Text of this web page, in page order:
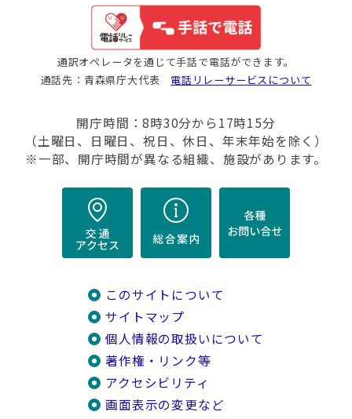
通訳オペレータを通じて手話で電話ができます。
通話先：青森県庁大代表 電話リレーサービスについて
開庁時間：8時30分から17時15分
（土曜日、日曜日、祝日、休日、年末年始を除く）
※一部、開庁時間が異なる組織、施設があります。
このサイトについて
サイトマップ
個人情報の取扱いについて
著作権・リンク等
アクセシビリティ
画面表示の変更など